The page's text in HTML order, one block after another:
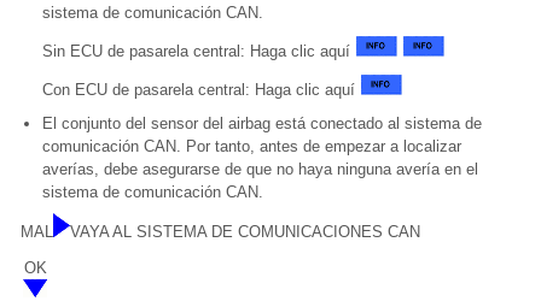
sistema de comunicación CAN.
Sin ECU de pasarela central: Haga clic aquí
Con ECU de pasarela central: Haga clic aquí
El conjunto del sensor del airbag está conectado al sistema de
comunicación CAN. Por tanto, antes de empezar a localizar
averías, debe asegurarse de que no haya ninguna avería en el
sistema de comunicación CAN.
MAL
VAYA AL SISTEMA DE COMUNICACIONES CAN
OK